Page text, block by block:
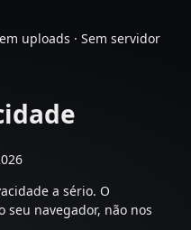
uploads · Sem servidor
a sério. O
seu navegador, não nos